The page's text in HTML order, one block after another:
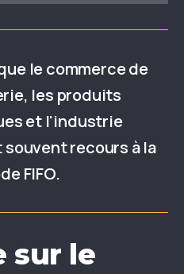
le commerce de
les produits
et l'industrie
recours à la
FIFO.
sur le